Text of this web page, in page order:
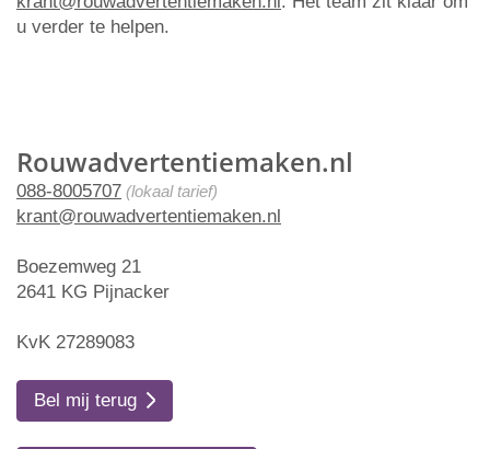
Rouwadvertentiemaken.nl
088-8005707 (lokaal tarief)
krant@rouwadvertentiemaken.nl
Boezemweg 21
2641 KG Pijnacker
KvK 27289083
Bel mij terug
u verder te helpen.